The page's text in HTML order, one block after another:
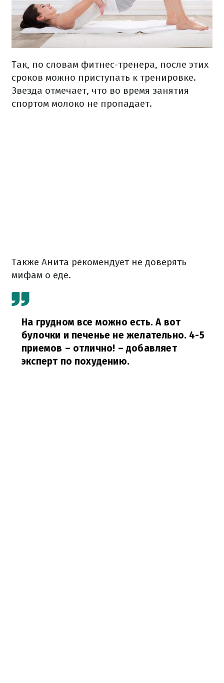
Так, по словам фитнес-тренера, после этих
сроков можно приступать к тренировке.
Звезда отмечает, что во время занятия
спортом молоко не пропадает.
Также Анита рекомендует не доверять
мифам о еде.
На грудном все можно есть. А вот
булочки и печенье не желательно. 4-5
приемов – отлично! – добавляет
эксперт по похудению.